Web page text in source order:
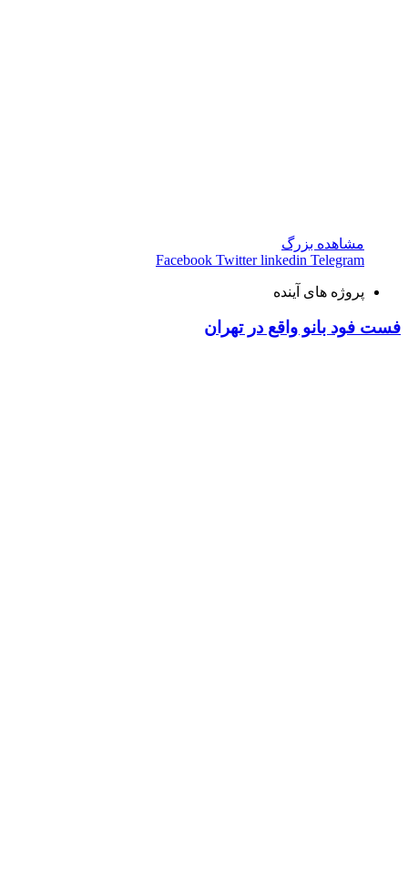
مشاهده بزرگ
Facebook Twitter linkedin Telegram
پروژه های آینده
فست فود بانو واقع در تهران